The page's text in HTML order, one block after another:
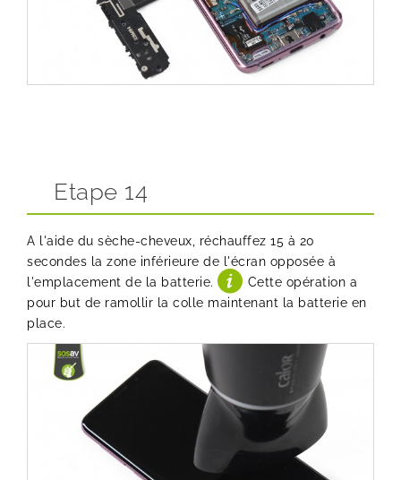
Etape 14
A l'aide du sèche-cheveux, réchauffez 15 à 20
secondes la zone inférieure de l'écran opposée à
l'emplacement de la batterie.
Cette opération a
pour but de ramollir la colle maintenant la batterie en
place.